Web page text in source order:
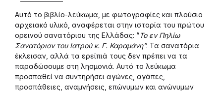
Αυτό το βιβλίο-λεύκωμα, με φωτογραφίες και πλούσιο
αρχειακό υλικό, αναφέρεται στην ιστορία του πρώτου
ορεινού σανατόριου της Ελλάδας: “Το εν Πηλίω
Σανατόριον του Ιατρού κ. Γ. Καραμάνη”. Τα σανατόρια
έκλεισαν, αλλά τα ερείπιά τους δεν πρέπει να τα
παραδώσουμε στη λησμονιά. Αυτό το λεύκωμα
προσπαθεί να συντηρήσει αγώνες, αγάπες,
προσπάθειες, αναμνήσεις, επώνυμων και ανώνυμων